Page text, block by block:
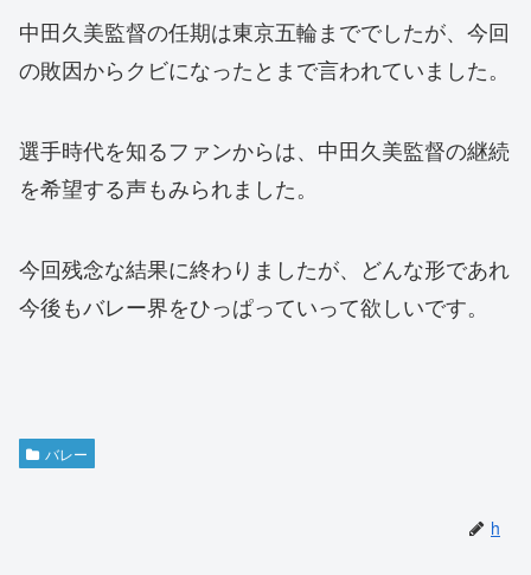
中田久美監督の任期は東京五輪まででしたが、今回
の敗因からクビになったとまで言われていました。
選手時代を知るファンからは、中田久美監督の継続
を希望する声もみられました。
今回残念な結果に終わりましたが、どんな形であれ
今後もバレー界をひっぱっていって欲しいです。
バレー
h